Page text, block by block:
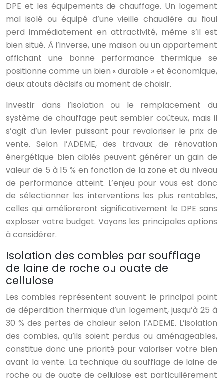
DPE et les équipements de chauffage. Un logement
mal isolé ou équipé d’une vieille chaudière au fioul
perd immédiatement en attractivité, même s’il est
bien situé. À l’inverse, une maison ou un appartement
affichant une bonne performance thermique se
positionne comme un bien « durable » et économique,
deux atouts décisifs au moment de choisir.
Investir dans l’isolation ou le remplacement du
système de chauffage peut sembler coûteux, mais il
s’agit d’un levier puissant pour revaloriser le prix de
vente. Selon l’ADEME, des travaux de rénovation
énergétique bien ciblés peuvent générer un gain de
valeur de 5 à 15 % en fonction de la zone et du niveau
de performance atteint. L’enjeu pour vous est donc
de sélectionner les interventions les plus rentables,
celles qui amélioreront significativement le DPE sans
exploser votre budget. Voyons les principales options
à considérer.
Isolation des combles par soufflage
de laine de roche ou ouate de
cellulose
Les combles représentent souvent le principal point
de déperdition thermique d’un logement, jusqu’à 25 à
30 % des pertes de chaleur selon l’ADEME. L’isolation
des combles, qu’ils soient perdus ou aménageables,
constitue donc une priorité pour valoriser votre bien
avant la vente. La technique du soufflage de laine de
roche ou de ouate de cellulose est particulièrement